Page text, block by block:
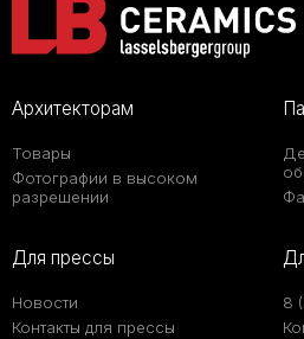
Архитекторам
Товары
Фотографии в высоком
разрешении
Для прессы
Новости
Контакты для прессы
8